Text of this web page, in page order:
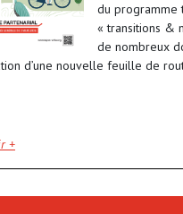
du programme
« transitions &
de nombreux
d’une nouvelle feuille de
+